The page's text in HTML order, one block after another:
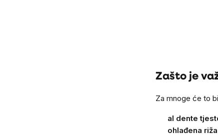
Zašto je
Za mnoge će to
al dente
ohlađena